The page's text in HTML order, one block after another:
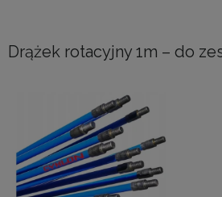
Drążek rotacyjny 1m – do